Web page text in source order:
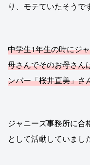
り、モテていたそうで
中学生1年生の時にジ
母さんでそのお母さん
ンバー「桜井直美」さ
ジャニーズ事務所に合
として活動していまし